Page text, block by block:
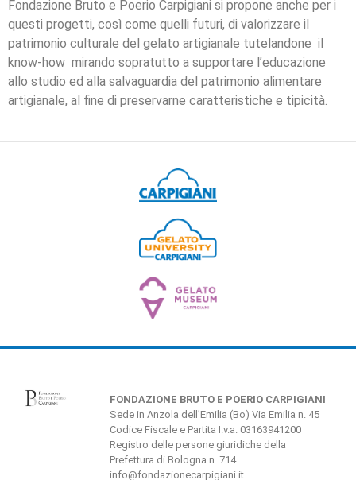
Fondazione Bruto e Poerio Carpigiani si propone anche per i
questi progetti, così come quelli futuri, di valorizzare il
patrimonio culturale del gelato artigianale tutelandone il
know-how mirando sopratutto a supportare l’educazione
allo studio ed alla salvaguardia del patrimonio alimentare
artigianale, al fine di preservarne caratteristiche e tipicità.
FONDAZIONE BRUTO E POERIO CARPIGIANI
Sede in Anzola dell’Emilia (Bo) Via Emilia n. 45
Codice Fiscale e Partita I.v.a. 03163941200
Registro delle persone giuridiche della
Prefettura di Bologna n. 714
info@fondazionecarpigiani.it